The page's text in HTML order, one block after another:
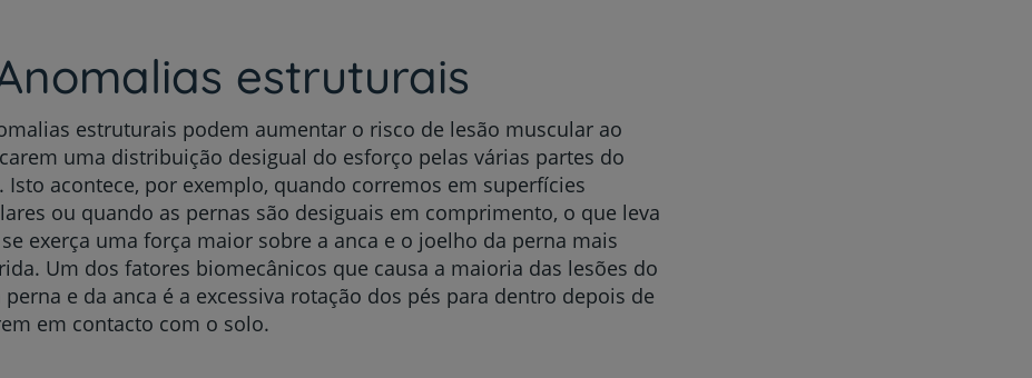
estruturais
estruturais podem aumentar o risco de lesão muscular ao
uma distribuição desigual do esforço pelas várias partes do
Isto acontece, por exemplo, quando corremos em superfícies
ou quando as pernas são desiguais em comprimento, o que leva
exerça uma força maior sobre a anca e o joelho da perna mais
Um dos fatores biomecânicos que causa a maioria das lesões do
perna e da anca é a excessiva rotação dos pés para dentro depois de
em contacto com o solo.